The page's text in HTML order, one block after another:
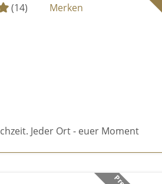
(14)
Merken
Jeder Ort - euer Moment